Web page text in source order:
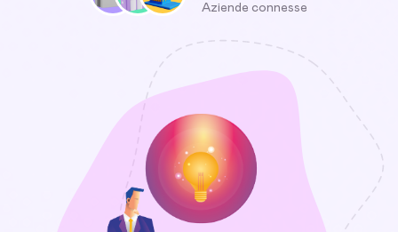
Aziende connesse